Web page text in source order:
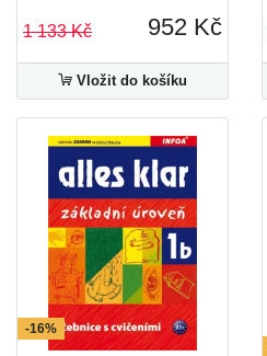
1 133 Kč 952 Kč
Vložit do košíku
-16%